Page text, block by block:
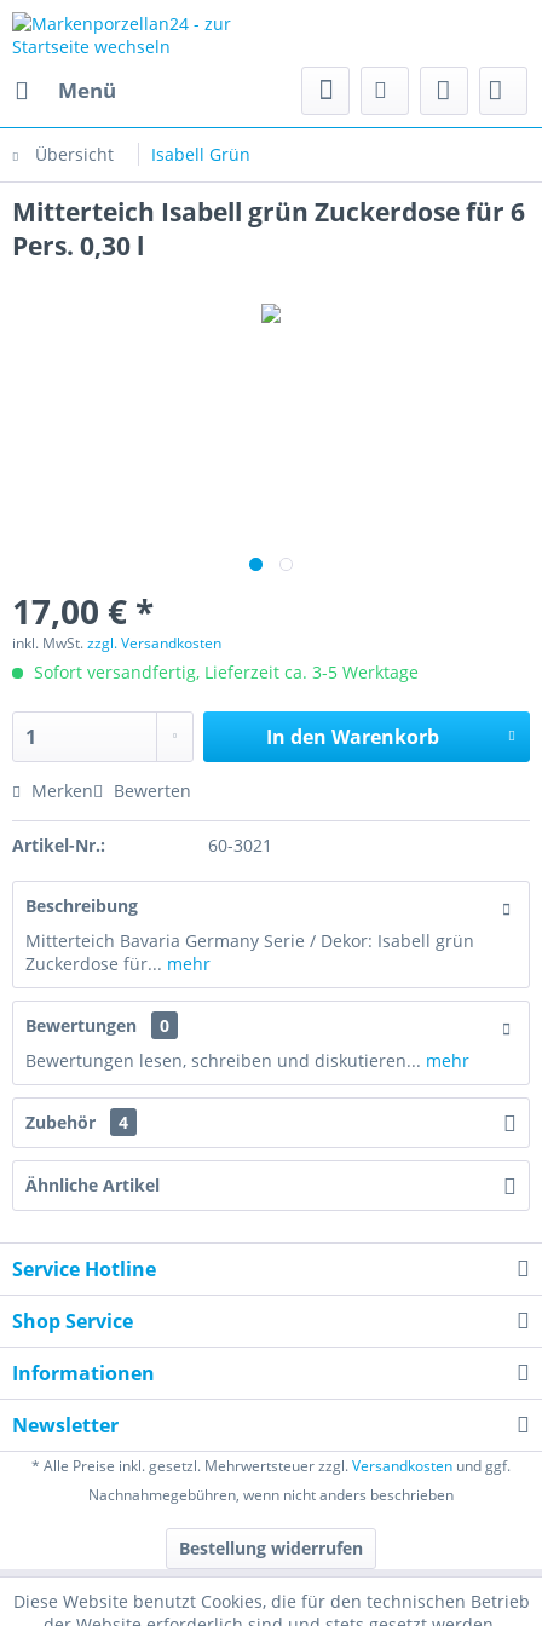
Menü
Übersicht Isabell Grün
Mitterteich Isabell grün Zuckerdose für 6
Pers. 0,30 l
17,00 € *
inkl. MwSt.zzgl. Versandkosten
Sofort versandfertig, Lieferzeit ca. 3-5 Werktage
In den Warenkorb
Merken Bewerten
Artikel-Nr.: 60-3021
Beschreibung
Mitterteich Bavaria Germany Serie / Dekor: Isabell grün
Zuckerdose für... mehr
Bewertungen
0
Bewertungen lesen, schreiben und diskutieren... mehr
Zubehör 4
Ähnliche Artikel
Service Hotline
Shop Service
Informationen
Newsletter
* Alle Preise inkl. gesetzl. Mehrwertsteuer zzgl.Versandkosten und ggf.
Nachnahmegebühren, wenn nicht anders beschrieben
Bestellung widerrufen
Diese Website benutzt Cookies, die für den technischen Betrieb